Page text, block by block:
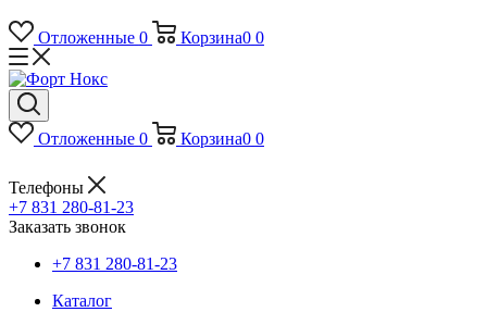
Отложенные 0 Корзина0 0
Отложенные 0 Корзина0 0
Телефоны
+7 831 280-81-23
Заказать звонок
+7 831 280-81-23
Каталог